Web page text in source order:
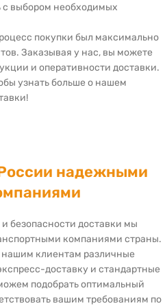
с выбором необходимых
покупки был максимально
Заказывая у нас, вы можете
и оперативности доставки.
узнать больше о нашем
надежными
безопасности доставки мы
компаниями страны.
нашим клиентам различные
доставку и стандартные
подобрать оптимальный
вашим требованиям по